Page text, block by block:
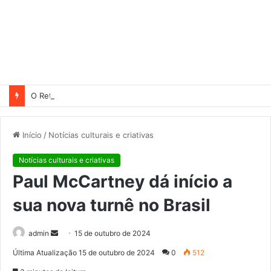
Início / Notícias culturais e criativas
Notícias culturais e criativas
Paul McCartney dá início a
sua nova turnê no Brasil
admin 15 de outubro de 2024
Última Atualização 15 de outubro de 2024 0 512